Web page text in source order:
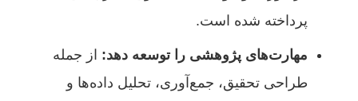
پرداخته شده است.
مهارت‌های پژوهشی را توسعه دهد: از جمله
طراحی تحقیق، جمع‌آوری، تحلیل داده‌ها و